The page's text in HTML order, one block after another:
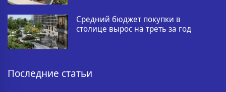
Средний бюджет покупки в
столице вырос на треть за год
Последние статьи